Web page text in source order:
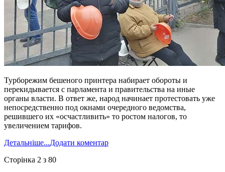
Турборежим бешеного принтера набирает обороты и
перекидывается с парламента и правительства на иные
органы власти. В ответ же, народ начинает протестовать уже
непосредственно под окнами очередного ведомства,
решившего их «осчастливить» то ростом налогов, то
увеличением тарифов.
Детальніше...Додати коментар
Сторінка 2 з 80